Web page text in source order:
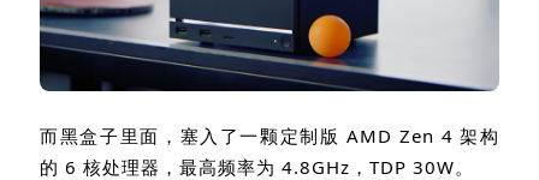
而黑盒子里面，塞入了一颗定制版AMD Zen 4架构
的 6 核处理器，最高频率为 4.8GHz ， TDP 30W。